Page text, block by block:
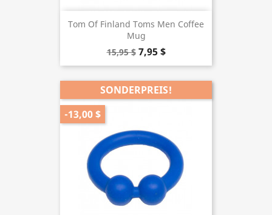
Tom Of Finland Toms Men Coffee
Mug
15,95 $ 7,95 $
SONDERPREIS!
-13,00 $